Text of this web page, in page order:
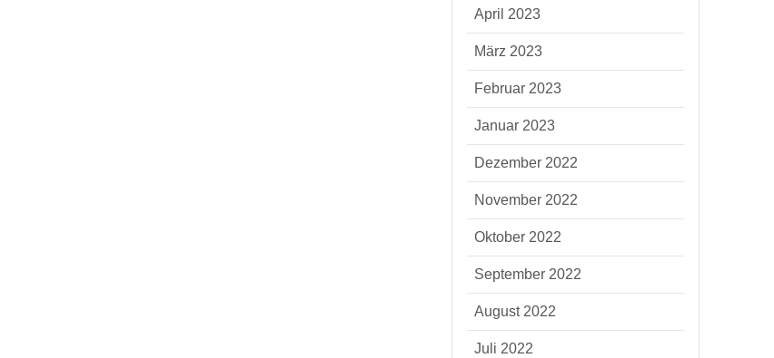
April 2023
März 2023
Februar 2023
Januar 2023
Dezember 2022
November 2022
Oktober 2022
September 2022
August 2022
Juli 2022